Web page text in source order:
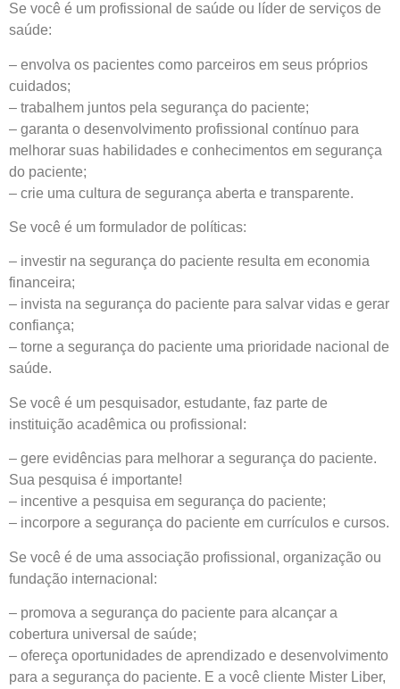
Se você é um profissional de saúde ou líder de serviços de
saúde:
– envolva os pacientes como parceiros em seus próprios
cuidados;
– trabalhem juntos pela segurança do paciente;
– garanta o desenvolvimento profissional contínuo para
melhorar suas habilidades e conhecimentos em segurança
do paciente;
– crie uma cultura de segurança aberta e transparente.
Se você é um formulador de políticas:
– investir na segurança do paciente resulta em economia
financeira;
– invista na segurança do paciente para salvar vidas e gerar
confiança;
– torne a segurança do paciente uma prioridade nacional de
saúde.
Se você é um pesquisador, estudante, faz parte de
instituição acadêmica ou profissional:
– gere evidências para melhorar a segurança do paciente.
Sua pesquisa é importante!
– incentive a pesquisa em segurança do paciente;
– incorpore a segurança do paciente em currículos e cursos.
Se você é de uma associação profissional, organização ou
fundação internacional:
– promova a segurança do paciente para alcançar a
cobertura universal de saúde;
– ofereça oportunidades de aprendizado e desenvolvimento
para a segurança do paciente. E a você cliente Mister Liber,